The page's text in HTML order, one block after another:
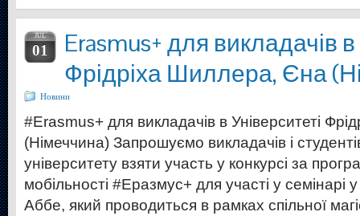
JUL
01
Erasmus+ для викладачів в
Фрідріха Шиллера, Єна
Новини
#Erasmus+ для викладачів в Університеті
(Німеччина) Запрошуємо викладачів і
університету взяти участь у конкурсі за
мобільності #Еразмус+ для участі у семінарі
Аббе, який проводиться в рамках спільної